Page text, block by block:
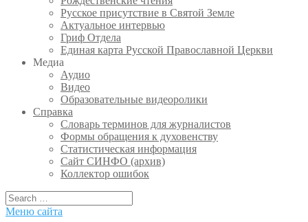
Русское присутствие в Святой Земле
Актуальное интервью
Гриф Отдела
Единая карта Русской Православной Церкви
Медиа
Аудио
Видео
Образовательные видеоролики
Справка
Словарь терминов для журналистов
Формы обращения к духовенству
Статистическая информация
Сайт СИНФО (архив)
Коллектор ошибок
Меню сайта